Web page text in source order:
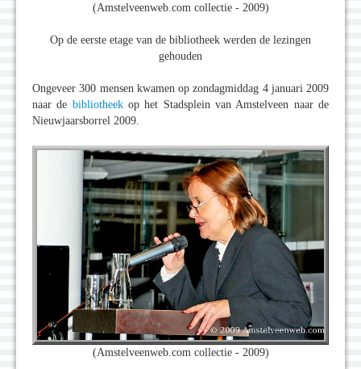
(Amstelveenweb.com collectie - 2009)
Op de eerste etage van de bibliotheek werden de lezingen
gehouden
Ongeveer 300 mensen kwamen op zondagmiddag 4 januari 2009
naar de bibliotheekop het Stadsplein van Amstelveen naar de
Nieuwjaarsborrel 2009.
(Amstelveenweb.com collectie - 2009)